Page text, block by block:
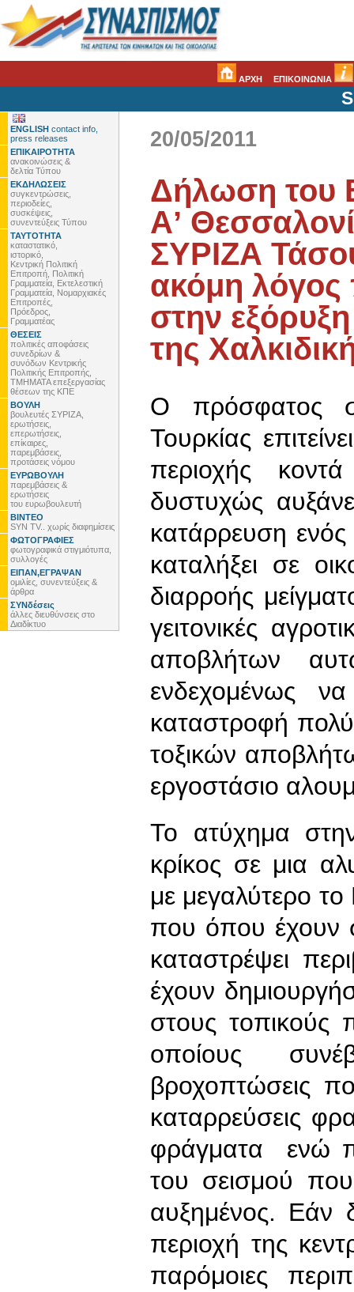
ΑΡΧΗ ΕΠΙΚΟΙΝΩΝΙΑ
ENGLISH contact info,
press releases
ΕΠΙΚΑΙΡΟΤΗΤΑ
ανακοινώσεις &
δελτία Τύπου
ΕΚΔΗΛΩΣΕΙΣ
συγκεντρώσεις,
περιοδείες,
συσκέψεις,
συνεντεύξεις Τύπου
ΤΑΥΤΟΤΗΤΑ
καταστατικό,
ιστορικό,
Κεντρική Πολιτική
Επιτροπή, Πολιτική
Γραμματεία, Εκτελεστική
Γραμματεία, Νομαρχιακές
Επιτροπές,
Πρόεδρος,
Γραμματέας
ΘΕΣΕΙΣ
πολιτικές αποφάσεις
συνεδρίων &
συνόδων Κεντρικής
Πολιτικής Επιτροπής,
ΤΜΗΜΑΤΑ επεξεργασίας
θέσεων της ΚΠΕ
ΒΟΥΛΗ
βουλευτές ΣΥΡΙΖΑ,
ερωτήσεις,
επερωτήσεις,
επίκαιρες,
παρεμβάσεις,
προτάσεις νόμου
ΕΥΡΩΒΟΥΛΗ
παρεμβάσεις &
ερωτήσεις
του ευρωβουλευτή
ΒΙΝΤΕΟ
SYN TV.. χωρίς διαφημίσεις
ΦΩΤΟΓΡΑΦΙΕΣ
φωτογραφικά στιγμιότυπα,
συλλογές
ΕΙΠΑΝ,ΕΓΡΑΨΑΝ
ομιλίες, συνεντεύξεις &
άρθρα
ΣΥΝδέσεις
άλλες διευθύνσεις στο
Διαδίκτυο
20/05/2011
Δήλωση του
Αʼ
ΣΥΡΙΖΑ
ακόμη λόγος
στην
της
Ο πρόσφατος
Τουρκίας
περιοχής
δυστυχώς
κατάρρευση
καταλήξει σε
διαρροής
γειτονικές
αποβλήτων
ενδεχομένως να
καταστροφή
τοξικών
εργοστάσιο
Το ατύχημα
κρίκος σε μια
με μεγαλύτερο
που όπου έχουν
καταστρέψει
έχουν
στους τοπικούς
οποίους
βροχοπτώσεις
καταρρεύσεις
φράγματα ενώ
του σεισμού που
αυξημένος. Εάν
περιοχή της
παρόμοιες